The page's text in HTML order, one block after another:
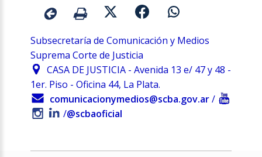
Subsecretaría de Comunicación y Medios
Suprema Corte de Justicia
CASA DE JUSTICIA - Avenida 13 e/ 47 y 48 -
1er. Piso - Oficina 44, La Plata.
comunicacionymedios@scba.gov.ar /
/@scbaoficial